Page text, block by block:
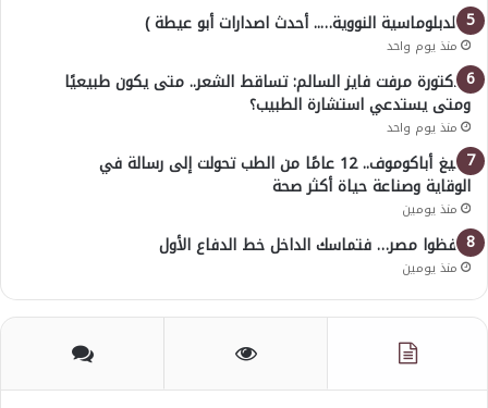
( الدبلوماسية النووية….. أحدث اصدارات أبو عيطة )
منذ يوم واحد
الدكتورة مرفت فايز السالم: تساقط الشعر.. متى يكون طبيعيًا
ومتى يستدعي استشارة الطبيب؟
منذ يوم واحد
أوليغ أباكوموف.. 12 عامًا من الطب تحولت إلى رسالة في
الوقاية وصناعة حياة أكثر صحة
منذ يومين
احفظوا مصر… فتماسك الداخل خط الدفاع الأول
منذ يومين